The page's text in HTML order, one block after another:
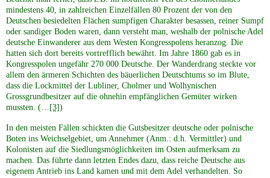
mindestens 40, in zahlreichen Einzelfällen 80 Prozent der von den
Deutschen besiedelten Flächen sumpfigen Charakter besassen, reiner Sumpf
oder sandiger Boden waren, dann versteht man, weshalb der polnische Adel
deutsche Einwanderer aus dem Westen Kongresspolens heranzog. Die
hatten sich dort bereits vortrefflich bewährt. Im Jahre 1860 gab es in
Kongresspolen ungefähr 270 000 Deutsche. Der Wanderdrang steckte vor
allem den ärmeren Schichten des bäuerlichen Deutschtums so im Blute,
dass die Lockmittel der Lubliner, Cholmer und Wolhynischen
Grossgrundbesitzer auf die ohnehin empfänglichen Gemüter wirken
mussten. (… [3])
In den meisten Fällen schickten die Gutsbesitzer deutsche oder polnische
Boten ins Weichselgebiet, um Annehmer (Anm.: d.h. Vermittler) und
Kolonisten auf die Siedlungsmöglichkeiten im Osten aufmerksam zu
machen. Das führte dann letzten Endes dazu, dass reiche Deutsche aus
eigenem Antrieb ins Land kamen und mit dem Adel verhandelten. So